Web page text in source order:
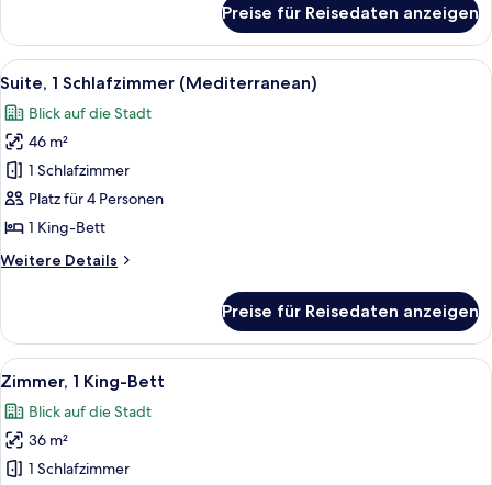
Zimmer,
1 King-
Bett
Preise für Reisedaten anzeigen
Alle
Fotos
für
Suite,
Schlafzimmer
(Mediterranean)
Ein modernes Hotelzimmer mit
16
Suite, 1 Schlafzimmer (Mediterranean)
Blick auf die Stadt
46 m²
1 Schlafzimmer
Platz für 4 Personen
1 King-Bett
Weitere Details
Weitere
1
Schlafzimmer
(Mediterranean)
Preise für Reisedaten anzeigen
Alle
Fotos
für
Zimmer,
1 King-
Ein modernes Hotelzimmer mit
9
Zimmer, 1 King-Bett
Blick auf die Stadt
36 m²
1 Schlafzimmer